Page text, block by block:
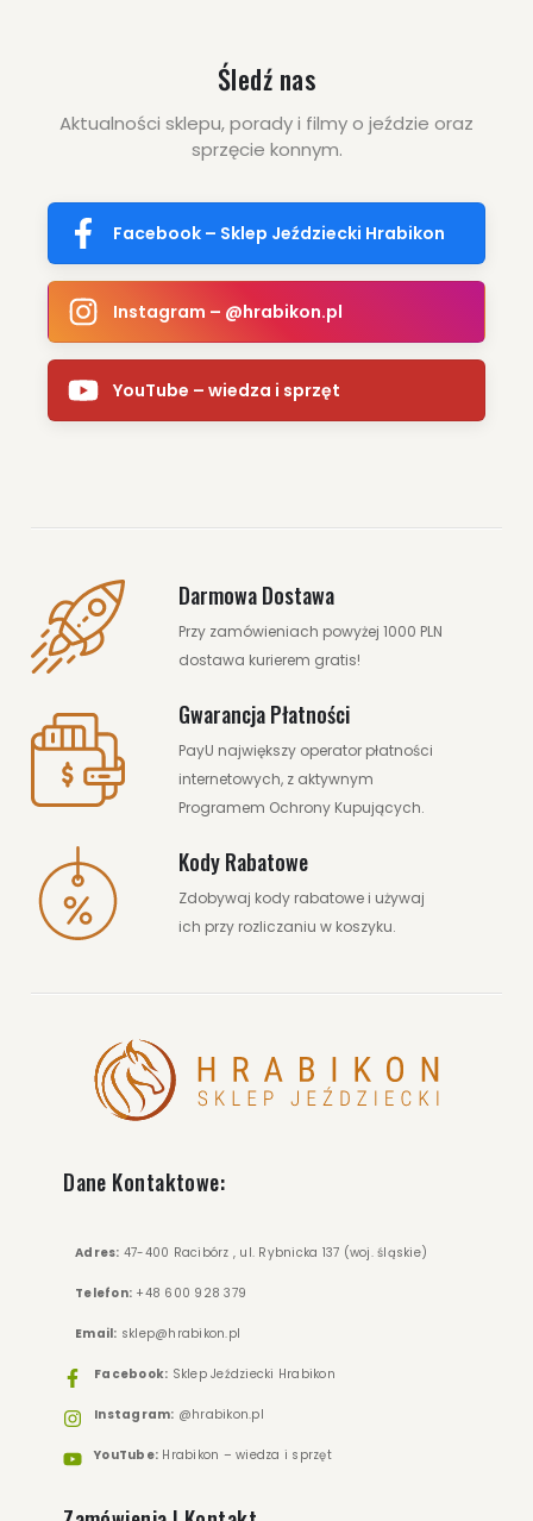
17.00 zł
ZOBACZ WIĘCEJ
Śledź nas
Aktualności sklepu, porady i filmy o jeździe oraz
sprzęcie konnym.
Facebook – Sklep Jeździecki Hrabikon
Instagram – @hrabikon.pl
YouTube – wiedza i sprzęt
Darmowa Dostawa
Przy zamówieniach powyżej 1000 PLN
dostawa kurierem gratis!
Gwarancja Płatności
PayU największy operator płatności
internetowych, z aktywnym
Programem Ochrony Kupujących.
Kody Rabatowe
Zdobywaj kody rabatowe i używaj
ich przy rozliczaniu w koszyku.
Dane Kontaktowe:
Adres: 47-400 Racibórz , ul. Rybnicka 137 (woj. śląskie)
Telefon: +48 600 928 379
Email: sklep@hrabikon.pl
Facebook: Sklep Jeździecki Hrabikon
Instagram: @hrabikon.pl
YouTube: Hrabikon – wiedza i sprzęt